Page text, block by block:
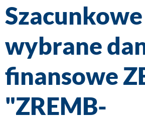
Szacunkowe
wybrane
finansowe
"ZREMB-